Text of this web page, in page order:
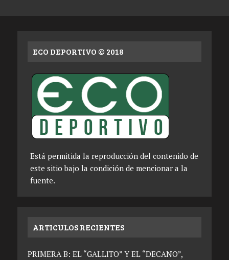
ECO DEPORTIVO © 2018
Está permitida la reproducción del contenido de
este sitio bajo la condición de mencionar a la
fuente.
ARTICULOS RECIENTES
PRIMERA B: EL “GALLITO” Y EL “DECANO”,